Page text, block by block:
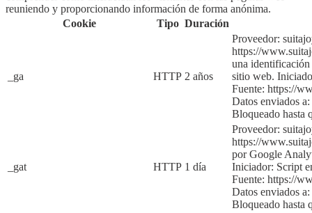
reuniendo y proporcionando información de forma anónima.
Cookie
Tipo Duración
_ga HTTP 2 años
Proveedor:
https://
una identificación
sitio web.
Fuente: https://
Datos enviados a:
Bloqueado hasta
_gat HTTP 1 día
Proveedor:
https://
por Google
Iniciador: Script
Fuente: https://
Datos enviados a:
Bloqueado hasta